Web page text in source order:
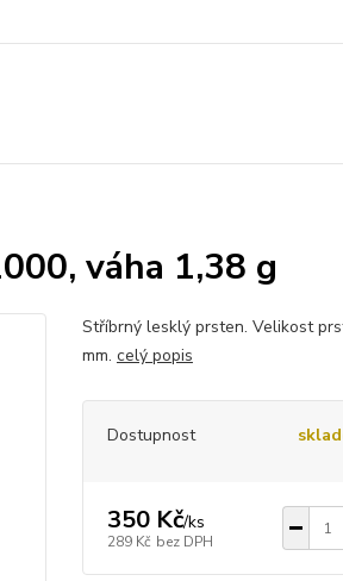
váha 1,38 g
Stříbrný lesklý prsten. Velikost
mm. celý popis
Dostupnost
350 Kč/ks
289 Kč bez DPH